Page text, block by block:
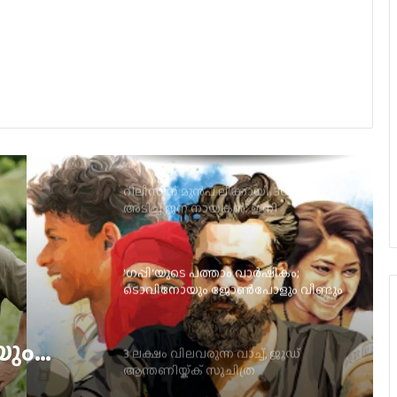
അടിച്ച് ജന നായകൻ; ഇനി
‘ഗപ്പി‘യുടെ പത്താം വാർഷികം;
ടൊവിനോയും ജോൺപോളും വീണ്ടും
ഒന്നിക്കുന്നു
3 ലക്ഷം വിലവരുന്ന വാച്ച്, ജൂഡ്
ആന്തണിയ്ക്ക് സുചിത്ര
മോഹൻലാലിൻറെ സ്നേഹ സമ്മാനം
ഞെട്ടിക്കാൻ ഉർവശിയും ജോജുവും,
‘ആശ’യുടെ പോസ്റ്റർ പുറത്ത്; റിലീസ്
സെപ്റ്റംബർ 4-ന്